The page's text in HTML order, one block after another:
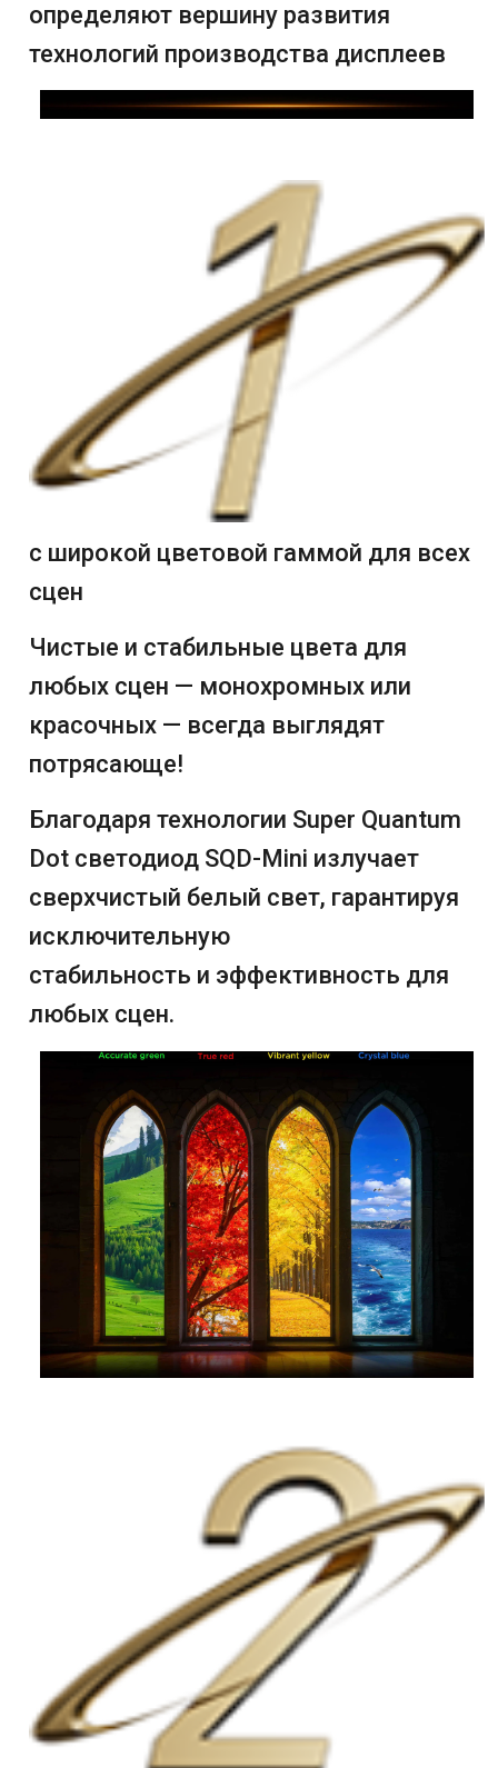
определяют вершину развития
технологий производства дисплеев
с широкой цветовой гаммой для всех
сцен
Чистые и стабильные цвета для
любых сцен — монохромных или
красочных — всегда выглядят
потрясающе!
Благодаря технологии Super Quantum
Dot светодиод SQD-Mini излучает
сверхчистый белый свет, гарантируя
исключительную
стабильность и эффективность для
любых сцен.